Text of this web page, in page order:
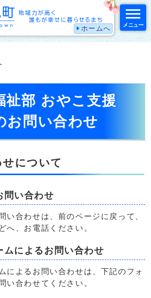
ホームへ メニュー
祉部 おやこ支援
お問い合わせ
について
問い合わせ
い合わせは、前のページに戻って、
へ、お電話ください。
ムによるお問い合わせ
によるお問い合わせは、下記のフォ
い合わせてください。